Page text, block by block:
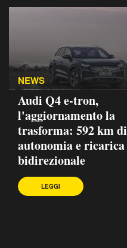
NEWS
Audi Q4 e-tron,
l'aggiornamento la
trasforma: 592 km di
autonomia e ricarica
bidirezionale
LEGGI